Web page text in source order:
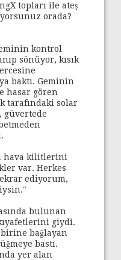
topları ile ateş
orada?
kontrol
sönüyor, kısık
baktı. Geminin
hasar gören
tarafındaki solar
güvertede
hava kilitlerini
var. Herkes
ediyorum,
bulunan
giydi.
bağlayan
bastı.
yer alan